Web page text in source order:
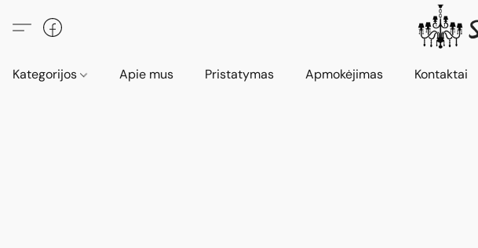
Kategorijos Apie mus Pristatymas Apmokėjimas Kontaktai